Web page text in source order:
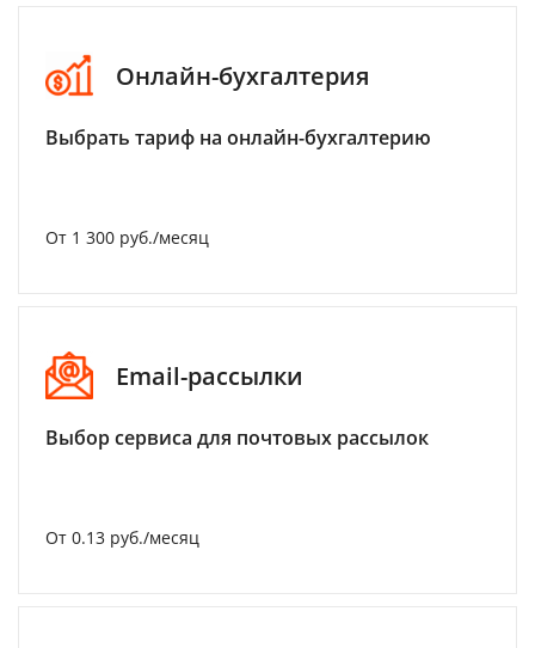
Онлайн-бухгалтерия
Выбрать тариф на онлайн-бухгалтерию
От 1 300 руб./месяц
Email-рассылки
Выбор сервиса для почтовых рассылок
От 0.13 руб./месяц